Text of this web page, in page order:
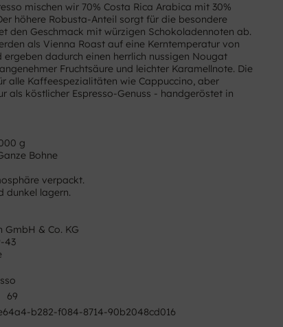
mischen wir 70% Costa Rica Arabica mit 30%
höhere Robusta-Anteil sorgt für die besondere
den Geschmack mit würzigen Schokoladennoten ab.
als Vienna Roast auf eine Kerntemperatur von
ergeben dadurch einen herrlich nussigen Nougat
Fruchtsäure und leichter Karamellnote. Die
alle Kaffeespezialitäten wie Cappuccino, aber
als köstlicher Espresso-Genuss - handgeröstet in
g
Bohne
verpackt.
dunkel lagern.
GmbH & Co. KG
43
69
b282-f084-8714-90b2048cd016